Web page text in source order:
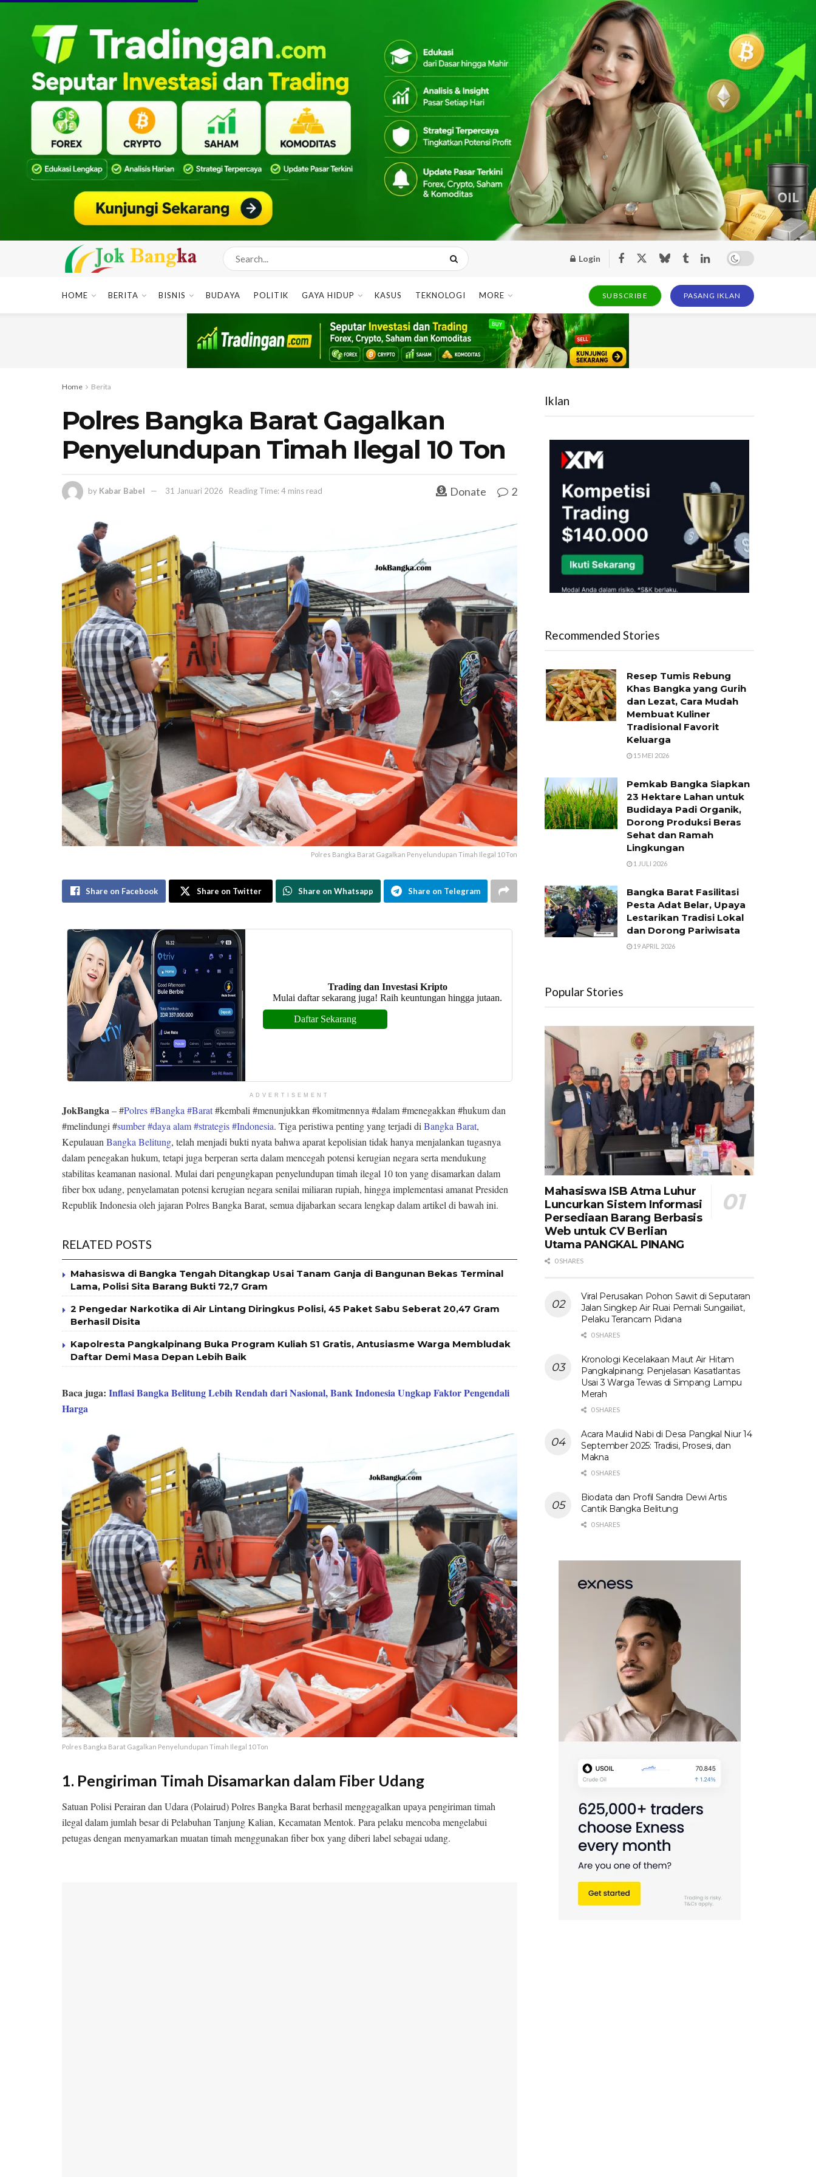
Login
HOME BERITA BISNIS BUDAYA POLITIK GAYA HIDUP KASUS TEKNOLOGI MORE SUBSCRIBE PASANG IKLAN
Home Berita
Polres Bangka Barat Gagalkan
Penyelundupan Timah Ilegal 10 Ton
by Kabar Babel 31 Januari 2026 Reading Time: 4 mins read Donate 2
Polres Bangka Barat Gagalkan Penyelundupan Timah Ilegal 10 Ton
Share on Facebook Share on Twitter Share on Whatsapp Share on Telegram
ADVERTISEMENT
JokBangka– #Polres #Bangka #Barat#kembali #menunjukkan #komitmennya #dalam #menegakkan #hukum dan
#melindungi #sumber #daya alam #strategis #Indonesia. Tiga peristiwa penting yang terjadi diBangka Barat,
KepulauanBangka Belitung, telah menjadi bukti nyata bahwa aparat kepolisian tidak hanya menjalankan tugasnya
dalam penegakan hukum, tetapi juga berperan serta dalam mencegah potensi kerugian negara serta mendukung
stabilitas keamanan nasional. Mulai dari pengungkapan penyelundupan timah ilegal 10 ton yang disamarkan dalam
fiber box udang, penyelamatan potensi kerugian negara senilai miliaran rupiah, hingga implementasi amanat Presiden
Republik Indonesia oleh jajaran Polres Bangka Barat, semua dijabarkan secara lengkap dalam artikel di bawah ini.
RELATED POSTS
Mahasiswa di Bangka Tengah Ditangkap Usai Tanam Ganja di Bangunan Bekas Terminal
Lama, Polisi Sita Barang Bukti 72,7 Gram
2 Pengedar Narkotika di Air Lintang Diringkus Polisi, 45 Paket Sabu Seberat 20,47 Gram
Berhasil Disita
Kapolresta Pangkalpinang Buka Program Kuliah S1 Gratis, Antusiasme Warga Membludak
Daftar Demi Masa Depan Lebih Baik
Baca juga: Inflasi Bangka Belitung Lebih Rendah dari Nasional, Bank Indonesia Ungkap Faktor Pengendali
Harga
Polres Bangka Barat Gagalkan Penyelundupan Timah Ilegal 10 Ton
1. Pengiriman Timah Disamarkan dalam Fiber Udang
Satuan Polisi Perairan dan Udara (Polairud) Polres Bangka Barat berhasil menggagalkan upaya pengiriman timah
ilegal dalam jumlah besar di Pelabuhan Tanjung Kalian, Kecamatan Mentok. Para pelaku mencoba mengelabui
petugas dengan menyamarkan muatan timah menggunakan fiber box yang diberi label sebagai udang.
Iklan
Recommended Stories
Resep Tumis Rebung
Khas Bangka yang Gurih
dan Lezat, Cara Mudah
Membuat Kuliner
Tradisional Favorit
Keluarga
15 MEI 2026
Pemkab Bangka Siapkan
23 Hektare Lahan untuk
Budidaya Padi Organik,
Dorong Produksi Beras
Sehat dan Ramah
Lingkungan
1 JULI 2026
Bangka Barat Fasilitasi
Pesta Adat Belar, Upaya
Lestarikan Tradisi Lokal
dan Dorong Pariwisata
19 APRIL 2026
Popular Stories
Mahasiswa ISB Atma Luhur
Luncurkan Sistem Informasi
Persediaan Barang Berbasis
Web untuk CV Berlian
Utama​ PANGKAL PINANG
0 SHARES
Viral Perusakan Pohon Sawit di Seputaran
Jalan Singkep Air Ruai Pemali Sungailiat,
Pelaku Terancam Pidana
0 SHARES
Kronologi Kecelakaan Maut Air Hitam
Pangkalpinang: Penjelasan Kasatlantas
Usai 3 Warga Tewas di Simpang Lampu
Merah
0 SHARES
Acara Maulid Nabi di Desa Pangkal Niur 14
September 2025: Tradisi, Prosesi, dan
Makna
0 SHARES
Biodata dan Profil Sandra Dewi Artis
Cantik Bangka Belitung
0 SHARES